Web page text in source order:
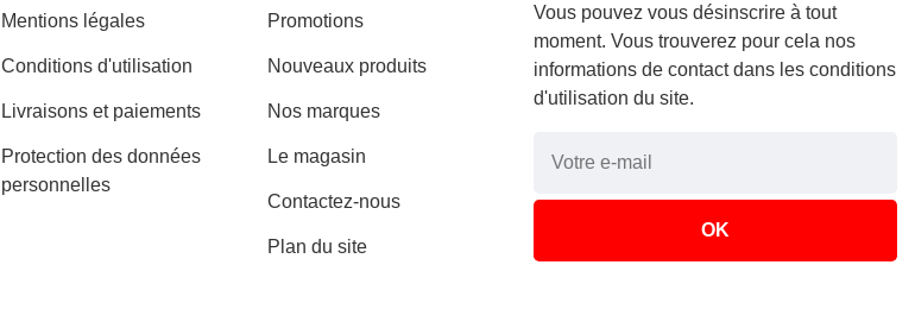
Mentions légales
Conditions d'utilisation
Livraisons et paiements
Protection des données
personnelles
Promotions
Nouveaux produits
Nos marques
Le magasin
Contactez-nous
Plan du site
Vous pouvez vous désinscrire à tout
moment. Vous trouverez pour cela nos
informations de contact dans les conditions
d'utilisation du site.